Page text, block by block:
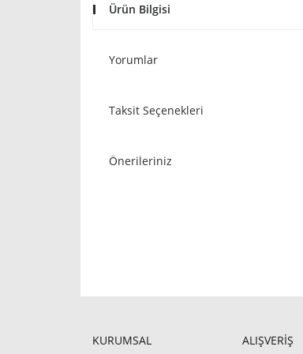
Ürün Bilgisi
Yorumlar
Taksit Seçenekleri
Önerileriniz
KURUMSAL ALIŞVERİŞ